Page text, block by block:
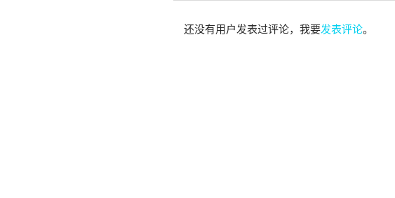
还没有用户发表过评论，我要发表评论。